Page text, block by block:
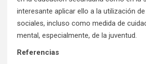
interesante aplicar ello a la utilización
sociales, incluso como medida de
mental, especialmente, de la juventud.
Referencias